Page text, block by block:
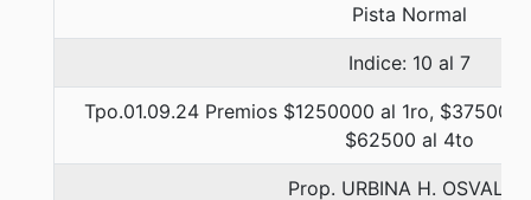
Pista Normal
Indice: 10 al 7
Tpo.01.09.24 Premios $1250000 al 1ro,
$62500 al 4to
Prop. URBINA H. OSVALDO